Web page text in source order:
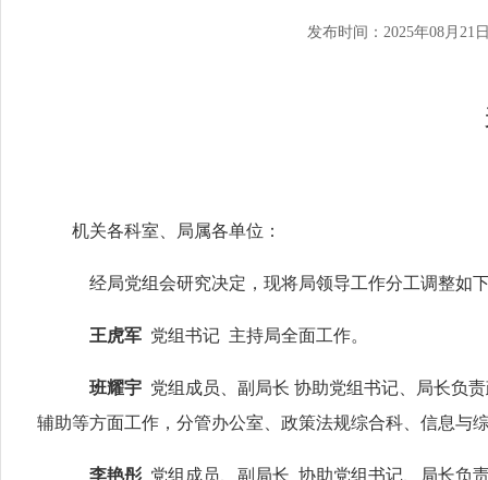
发布时间：2025年08月21
关
机关各科室、局属各单位：
经局党组会研究决定，现将局领导工作分工调整如
王虎军 党组书记 主持局全面工作。
班耀宇 党组成员、副局长 协助党组书记、
局长负
辅助等方面工作，分管办公室、政策法规综合科、 信息与
李艳彤 党组成员、副局长 协助党组书记、局长负